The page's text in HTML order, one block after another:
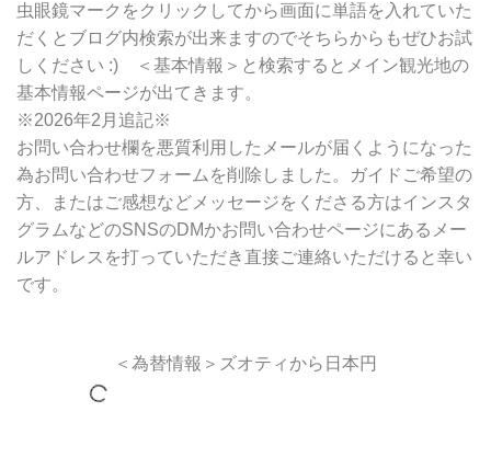
虫眼鏡マークをクリックしてから画面に単語を入れていた
だくとブログ内検索が出来ますのでそちらからもぜひお試
しください :) ＜基本情報＞と検索するとメイン観光地の
基本情報ページが出てきます。
※2026年2月追記※
お問い合わせ欄を悪質利用したメールが届くようになった
為お問い合わせフォームを削除しました。ガイドご希望の
方、またはご感想などメッセージをくださる方はインスタ
グラムなどのSNSのDMかお問い合わせページにあるメー
ルアドレスを打っていただき直接ご連絡いただけると幸い
です。
＜為替情報＞ズオティから日本円